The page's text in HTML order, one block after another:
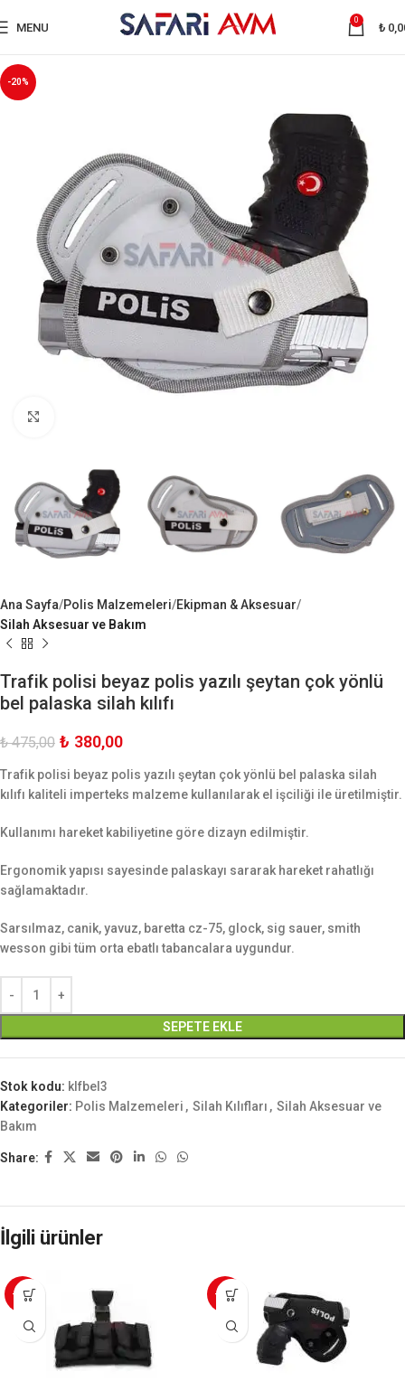
MENU
0
₺
-20%
Ana Sayfa Polis Malzemeleri Ekipman & Aksesuar
Silah Aksesuar ve Bakım
Trafik polisi beyaz polis yazılı şeytan çok yönlü
bel palaska silah kılıfı
₺475,00 ₺ 380,00
Trafik polisi beyaz polis yazılı şeytan çok yönlü bel palaska silah
kılıfı kaliteli imperteks malzeme kullanılarak el işciliği ile üretilmiştir.
Kullanımı hareket kabiliyetine göre dizayn edilmiştir.
Ergonomik yapısı sayesinde palaskayı sararak hareket rahatlığı
sağlamaktadır.
Sarsılmaz, canik, yavuz, baretta cz-75, glock, sig sauer, smith
wesson gibi tüm orta ebatlı tabancalara uygundur.
SEPETE EKLE
Stok kodu: klfbel3
Kategoriler: Polis Malzemeleri , Silah Kılıfları , Silah Aksesuar ve
Bakım
Share:
İlgili ürünler
-20% -25%